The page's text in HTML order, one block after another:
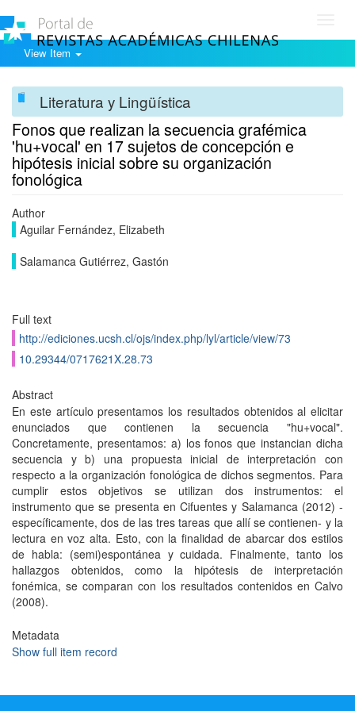
View Item
Literatura y Lingüística
Fonos que realizan la secuencia grafémica
'hu+vocal' en 17 sujetos de concepción e
hipótesis inicial sobre su organización
fonológica
Author
Aguilar Fernández, Elizabeth
Salamanca Gutiérrez, Gastón
Full text
http://ediciones.ucsh.cl/ojs/index.php/lyl/article/view/73
10.29344/0717621X.28.73
Abstract
En este artículo presentamos los resultados obtenidos al elicitar
enunciados que contienen la secuencia "hu+vocal".
Concretamente, presentamos: a) los fonos que instancian dicha
secuencia y b) una propuesta inicial de interpretación con
respecto a la organización fonológica de dichos segmentos. Para
cumplir estos objetivos se utilizan dos instrumentos: el
instrumento que se presenta en Cifuentes y Salamanca (2012) -
específicamente, dos de las tres tareas que allí se contienen- y la
lectura en voz alta. Esto, con la finalidad de abarcar dos estilos
de habla: (semi)espontánea y cuidada. Finalmente, tanto los
hallazgos obtenidos, como la hipótesis de interpretación
fonémica, se comparan con los resultados contenidos en Calvo
(2008).
Metadata
Show full item record